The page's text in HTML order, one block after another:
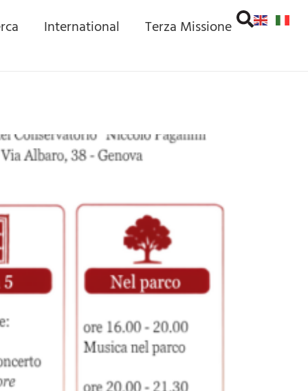
International Terza Missione